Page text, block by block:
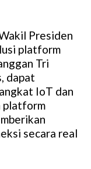
Presiden
platform
Tri
dapat
IoT dan
platform
secara real